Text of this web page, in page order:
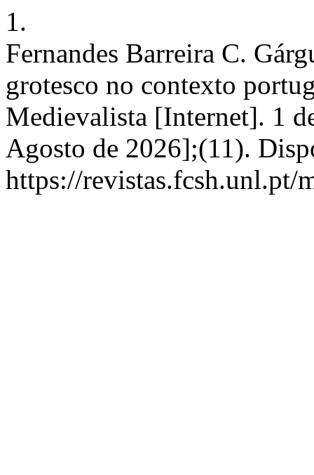
1.
Fernandes Barreira C.
grotesco no contexto
Medievalista [Internet]. 1
Agosto de 2026];(11).
https://revistas.fcsh.unl.pt/